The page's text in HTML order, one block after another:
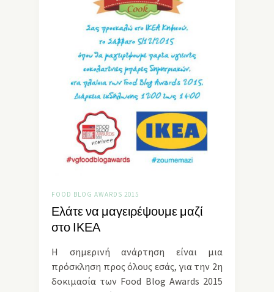
FOOD BLOG AWARDS 2015
Ελάτε να μαγειρέψουμε μαζί
στο ΙΚΕΑ
Η σημερινή ανάρτηση είναι μια
πρόσκληση προς όλους εσάς, για την 2η
δοκιμασία των Food Blog Awards 2015